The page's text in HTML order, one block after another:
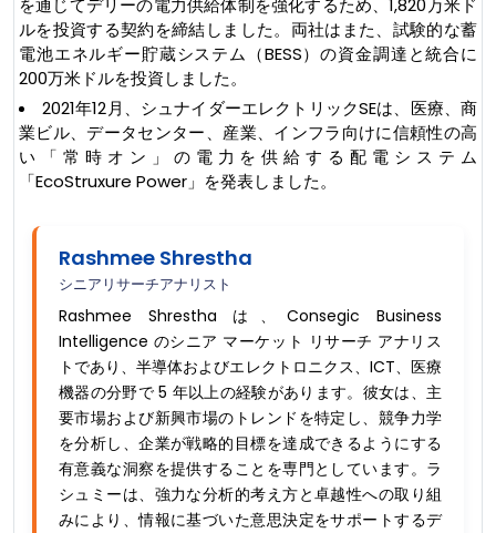
ルを投資する契約を締結しました。両社はまた、試験的な蓄
電池エネルギー貯蔵システム（BESS）の資金調達と統合に
200万米ドルを投資しました。
2021年12月、シュナイダーエレクトリックSEは、医療、商
業ビル、データセンター、産業、インフラ向けに信頼性の高
い「常時オン」の電力を供給する配電システム
「EcoStruxure Power」を発表しました。
Rashmee Shrestha
シニアリサーチアナリスト
Rashmee Shrestha は、Consegic Business
Intelligence のシニア マーケット リサーチ アナリス
トであり、半導体およびエレクトロニクス、ICT、医療
機器の分野で 5 年以上の経験があります。彼女は、主
要市場および新興市場のトレンドを特定し、競争力学
を分析し、企業が戦略的目標を達成できるようにする
有意義な洞察を提供することを専門としています。ラ
シュミーは、強力な分析的考え方と卓越性への取り組
みにより、情報に基づいた意思決定をサポートするデ